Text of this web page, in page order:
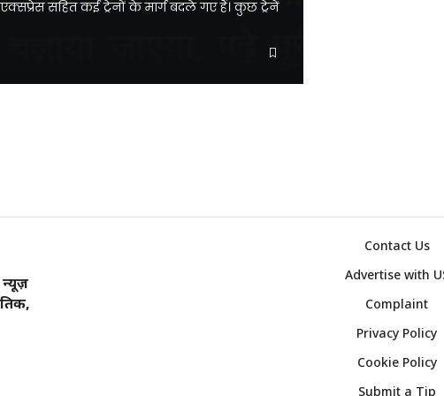
सहित कई ट्रेनों के मार्ग बदले गए हैं। कुछ ट्रेनें
न्यूज़
Contact Us
Advertise with
Complaint
Privacy Policy
Cookie Policy
Submit a Tip